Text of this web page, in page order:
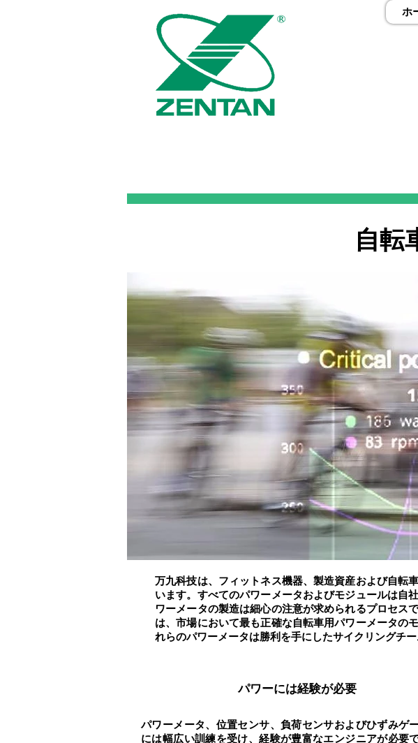
ホ
自転
万九科技は、フィットネス機器、製造資産および自転
います。すべてのパワーメータおよびモジュールは自
ワーメータの製造は細心の注意が求められるプロセス
は、市場において最も正確な自転車用パワーメータの
れらのパワーメータは勝利を手にしたサイクリングチ
パワーには経験が必要
パワーメータ、位置センサ、負荷センサおよびひずみゲ
には幅広い訓練を受け、経験が豊富なエンジニアが必要